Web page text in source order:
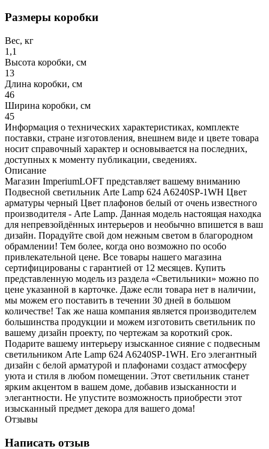
Размеры коробки
Вес, кг
1,1
Высота коробки, см
13
Длина коробки, см
46
Ширина коробки, см
45
Информация о технических характеристиках, комплекте
поставки, стране изготовления, внешнем виде и цвете товара
носит справочный характер и основывается на последних,
доступных к моменту публикации, сведениях.
Описание
Магазин ImperiumLOFT представляет вашему вниманию
Подвесной светильник Arte Lamp 624 A6240SP-1WH Цвет
арматуры черный Цвет плафонов белый от очень известного
производителя - Arte Lamp. Данная модель настоящая находка
для непревзойдённых интерьеров и необычно впишется в ваш
дизайн. Порадуйте свой дом нежным светом в благородном
обрамлении! Тем более, когда оно возможно по особо
привлекательной цене. Все товары нашего магазина
сертифицированы с гарантией от 12 месяцев. Купить
представленную модель из раздела «Светильники» можно по
цене указанной в карточке. Даже если товара нет в наличии,
мы можем его поставить в течении 30 дней в большом
количестве! Так же наша компания является производителем
большинства продукции и можем изготовить светильник по
вашему дизайн проекту, по чертежам за короткий срок.
Подарите вашему интерьеру изысканное сияние с подвесным
светильником Arte Lamp 624 A6240SP-1WH. Его элегантный
дизайн с белой арматурой и плафонами создаст атмосферу
уюта и стиля в любом помещении. Этот светильник станет
ярким акцентом в вашем доме, добавив изысканности и
элегантности. Не упустите возможность приобрести этот
изысканный предмет декора для вашего дома!
Отзывы
Написать отзыв